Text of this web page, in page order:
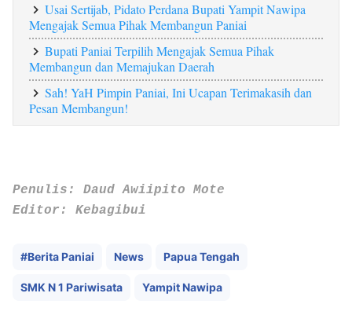
Usai Sertijab, Pidato Perdana Bupati Yampit Nawipa
Mengajak Semua Pihak Membangun Paniai
Bupati Paniai Terpilih Mengajak Semua Pihak
Membangun dan Memajukan Daerah
Sah! YaH Pimpin Paniai, Ini Ucapan Terimakasih dan
Pesan Membangun!
‎Penulis: Daud Awiipito Mote
‎Editor: Kebagibui
#Berita Paniai News Papua Tengah
SMK N 1 Pariwisata Yampit Nawipa